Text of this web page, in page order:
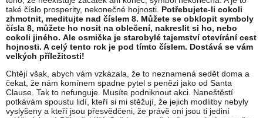
také číslo prosperity, nekonečné hojnosti. Potřebujete-li cokoli
zhmotnit, meditujte nad číslem 8. Můžete se obklopit symboly
čísla 8, můžete ho nosit na oblečení, nakreslit si ho, nebo
cokoli jiného. Ale osmička je starobylé tajemství otevírání cest
hojnosti. A celý tento rok je pod tímto číslem. Dostává se vám
velkých příležitosti!
Chtějí však, abych vám vzkázala, že to neznamená sedět doma a
čekat, že nám komínem spadne pytel s penězi jako od Santa
Clause. Tak to nefunguje. Musíte podniknout akci. Naneštěstí
potkávám spoustu lidí, kteří si mi stěžují, že jejich modlitby nebyly
vyslyšeny a kteří jsou přesvědčeni, že právě oni jsou ti jediní